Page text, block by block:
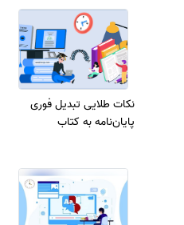
نکات طلایی تبدیل فوری
پایان‌نامه به کتاب